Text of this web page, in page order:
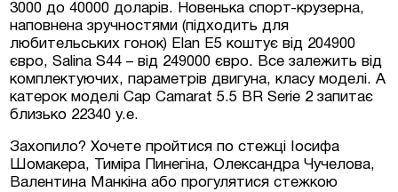
3000 до 40000 доларів. Новенька спорт-крузерна,
наповнена зручностями (підходить для
любительських гонок) Elan E5 коштує від 204900
євро, Salina S44 – від 249000 євро. Все залежить від
комплектуючих, параметрів двигуна, класу моделі. А
катерок моделі Cap Camarat 5.5 BR Serie 2 запитає
близько 22340 у.е.
Захопило? Хочете пройтися по стежці Іосифа
Шомакера, Тиміра Пинегіна, Олександра Чучелова,
Валентина Манкіна або прогулятися стежкою